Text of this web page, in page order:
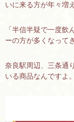
いに来る方が年々増
「半信半疑で一度
ーの方が多くなって
奈良駅周辺、三条通
いる商品なんですよ。